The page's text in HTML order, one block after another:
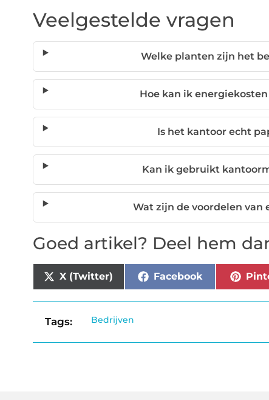
Veelgestelde vragen
Welke planten zijn het
Hoe kan ik
Is het kantoor echt
Kan ik gebruikt
Wat zijn de voordelen van
Goed artikel? Deel hem
X (Twitter) Facebook
Tags: Bedrijven